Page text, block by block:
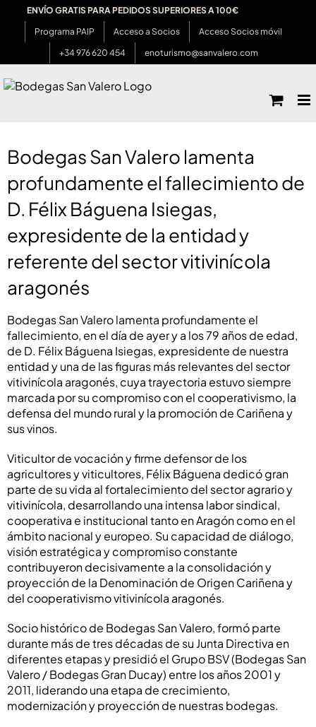
Saltar
contenido
ENVÍO GRATIS PARA PEDIDOS SUPERIORES A 100€
Programa PAIP
Acceso a Socios
Acceso Socios móvil
+34 976 620 454
enoturismo@sanvalero.com
más
grande
Bodegas San Valero lamenta
profundamente el fallecimiento de
D. Félix Báguena Isiegas,
expresidente de la entidad y
referente del sector vitivinícola
aragonés
Bodegas San Valero lamenta profundamente el
fallecimiento, en el día de ayer y a los 79 años de edad,
de D. Félix Báguena Isiegas, expresidente de nuestra
entidad y una de las figuras más relevantes del sector
vitivinícola aragonés, cuya trayectoria estuvo siempre
marcada por su compromiso con el cooperativismo, la
defensa del mundo rural y la promoción de Cariñena y
sus vinos.
Viticultor de vocación y firme defensor de los
agricultores y viticultores, Félix Báguena dedicó gran
parte de su vida al fortalecimiento del sector agrario y
vitivinícola, desarrollando una intensa labor sindical,
cooperativa e institucional tanto en Aragón como en el
ámbito nacional y europeo. Su capacidad de diálogo,
visión estratégica y compromiso constante
contribuyeron decisivamente a la consolidación y
proyección de la Denominación de Origen Cariñena y
del cooperativismo vitivinícola aragonés.
Socio histórico de Bodegas San Valero, formó parte
durante más de tres décadas de su Junta Directiva en
diferentes etapas y presidió el Grupo BSV (Bodegas San
Valero / Bodegas Gran Ducay) entre los años 2001 y
2011, liderando una etapa de crecimiento,
modernización y proyección de nuestras bodegas.